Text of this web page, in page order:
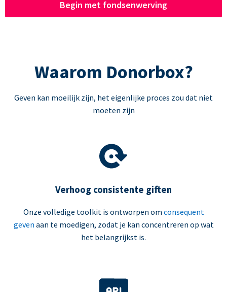
Begin met fondsenwerving
Waarom Donorbox?
Geven kan moeilijk zijn, het eigenlijke proces zou dat niet
moeten zijn
Verhoog consistente giften
Onze volledige toolkit is ontworpen om consequent
geven aan te moedigen, zodat je kan concentreren op wat
het belangrijkst is.